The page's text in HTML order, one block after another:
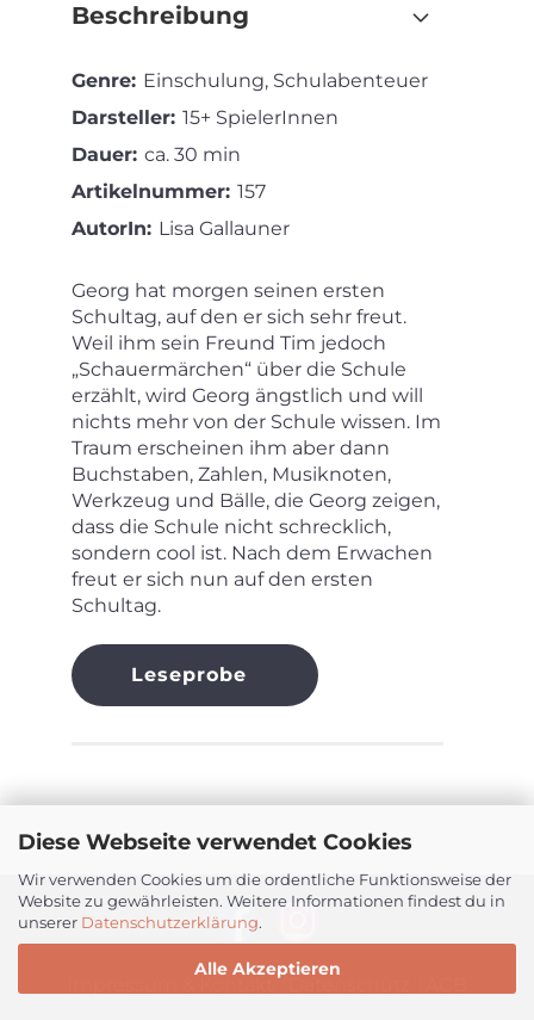
Diese Webseite verwendet Cookies
Wir verwenden Cookies um die ordentliche Funktionsweise der
Website zu gewährleisten. Weitere Informationen findest du in
unserer Datenschutzerklärung.
Alle Akzeptieren
Beschreibung
Genre: Einschulung, Schulabenteuer
Darsteller: 15+ SpielerInnen
Dauer: ca. 30 min
Artikelnummer: 157
AutorIn: Lisa Gallauner
Georg hat morgen seinen ersten
Schultag, auf den er sich sehr freut.
Weil ihm sein Freund Tim jedoch
„Schauermärchen“ über die Schule
erzählt, wird Georg ängstlich und will
nichts mehr von der Schule wissen. Im
Traum erscheinen ihm aber dann
Buchstaben, Zahlen, Musiknoten,
Werkzeug und Bälle, die Georg zeigen,
dass die Schule nicht schrecklich,
sondern cool ist. Nach dem Erwachen
freut er sich nun auf den ersten
Schultag.
Leseprobe
|